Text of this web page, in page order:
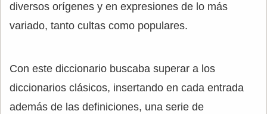
diversos orígenes y en expresiones de lo más
variado, tanto cultas como populares.
Con este diccionario buscaba superar a los
diccionarios clásicos, insertando en cada entrada
además de las definiciones, una serie de